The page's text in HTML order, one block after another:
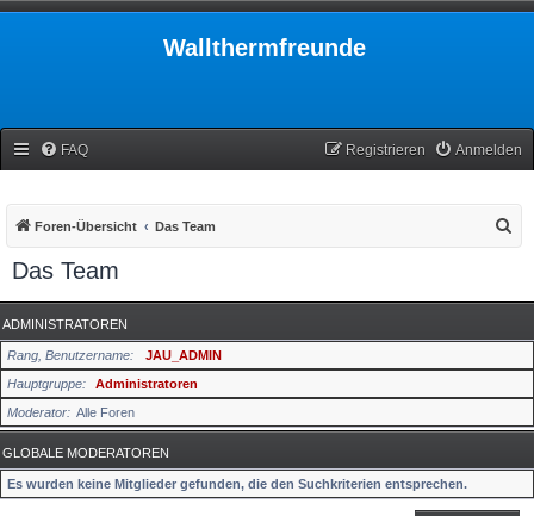
Wallthermfreunde
FAQ Anmelden
Registrieren
Foren-Übersicht Das Team
e
Das Team
ADMINISTRATOREN
Rang, Benutzername
JAU_ADMIN
Hauptgruppe
Administratoren
Moderator
Alle Foren
GLOBALE MODERATOREN
Es wurden keine Mitglieder gefunden, die den Suchkriterien entsprechen.